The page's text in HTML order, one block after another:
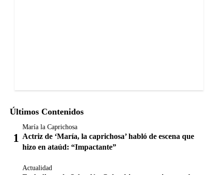
Últimos Contenidos
María la Caprichosa
Actriz de ‘María, la caprichosa’ habló de escena que
hizo en ataúd: “Impactante”
Actualidad